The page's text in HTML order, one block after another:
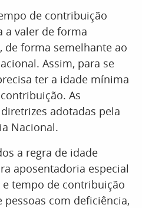
de contribuição
a valer de forma
de forma semelhante ao
Assim, para se
ter a idade mínima
As
adotadas pela
Nacional.
a regra de idade
aposentadoria especial
tempo de contribuição
com deficiência,